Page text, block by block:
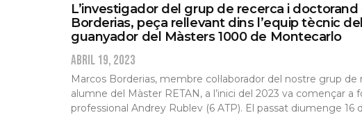
L’investigador del grup de recerca i doctorand
Borderias, peça rellevant dins l’equip tècnic
guanyador del Màsters 1000 de Montecarlo
abril 19, 2023
Marcos Borderias, membre col·laborador del nostre grup
alumne del Màster RETAN, a l’inici del 2023 va començar
professional Andrey Rublev (6 ATP). El passat diumenge 16